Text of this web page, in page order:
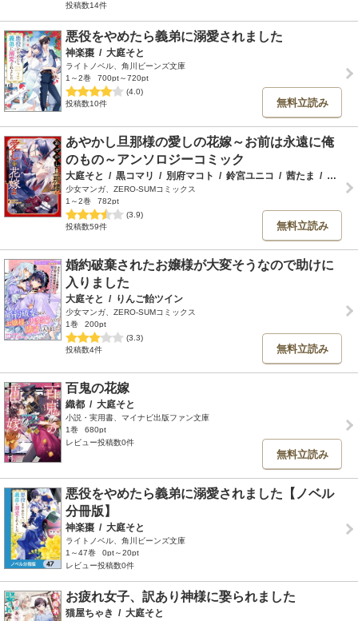
投稿数14件
悪役をやめたら義弟に溺愛されました
神楽棗 / 大庭そと
ライトノベル、角川ビーンズ文庫
1～2巻
700pt～720pt
(4.0)
投稿数10件
無料立読み
あやかし旦那様の愛しの花嫁～お前は永遠に俺
のもの～アンソロジーコミック
大庭そと / 黒コマリ / 別府マコト / 鈴宮ユニコ / 茜たま /
少女マンガ、ZERO-SUMコミックス
1～2巻
782pt
(3.9)
投稿数59件
無料立読み
婚約破棄されたお嬢様が大変そうなので助けに
入りました
大庭そと / りんご飴ツイン
少女マンガ、ZERO-SUMコミックス
1巻
200pt
(3.3)
投稿数4件
無料立読み
百鬼の花嫁
織都 / 大庭そと
小説・実用書、マイナビ出版ファン文庫
1巻
680pt
レビュー投稿数0件
無料立読み
悪役をやめたら義弟に溺愛されました【ノベル
分冊版】
神楽棗 / 大庭そと
ライトノベル、角川ビーンズ文庫
1～47巻
0pt～20pt
レビュー投稿数0件
お疲れ女子、訳あり神様に娶られました
猫屋ちゃき / 大庭そと